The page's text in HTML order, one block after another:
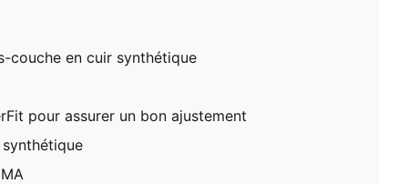
couche en cuir synthétique
pour assurer un bon ajustement